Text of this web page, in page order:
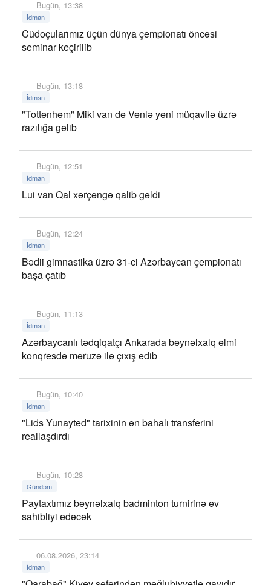
Bugün, 13:38
İdman
Cüdoçularımız üçün dünya çempionatı öncəsi
seminar keçirilib
Bugün, 13:18
İdman
"Tottenhem" Miki van de Venlə yeni müqavilə üzrə
razılığa gəlib
Bugün, 12:51
İdman
Lui van Qal xərçəngə qalib gəldi
Bugün, 12:24
İdman
Bədii gimnastika üzrə 31-ci Azərbaycan çempionatı
başa çatıb
Bugün, 11:13
İdman
Azərbaycanlı tədqiqatçı Ankarada beynəlxalq elmi
konqresdə məruzə ilə çıxış edib
Bugün, 10:40
İdman
"Lids Yunayted" tarixinin ən bahalı transferini
reallaşdırdı
Bugün, 10:28
Gündəm
Paytaxtımız beynəlxalq badminton turnirinə ev
sahibliyi edəcək
06.08.2026, 23:14
İdman